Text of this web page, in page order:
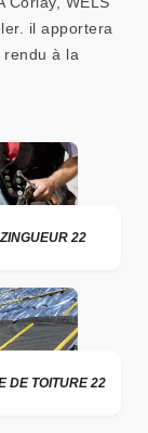
il apportera
à la
22
DE TOITURE 22